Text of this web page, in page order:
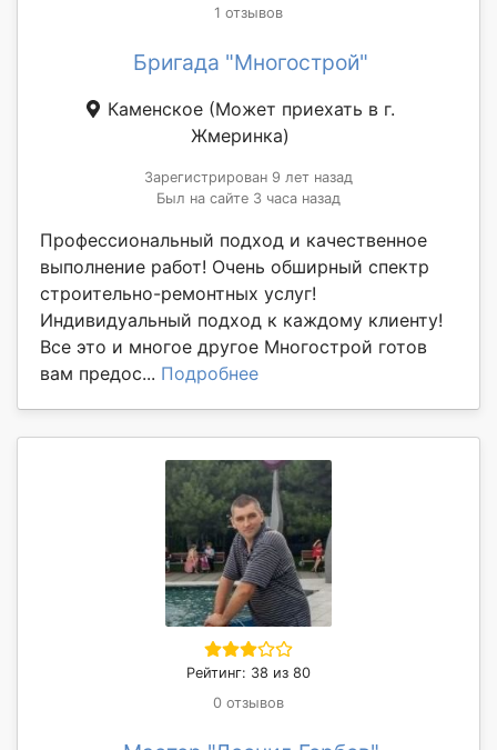
1 отзывов
Бригада "Многострой"
Каменское (Может приехать в г.
Жмеринка)
Зарегистрирован 9 лет назад
Был на сайте 3 часа назад
Профессиональный подход и качественное
выполнение работ! Очень обширный спектр
строительно-ремонтных услуг!
Индивидуальный подход к каждому клиенту!
Все это и многое другое Многострой готов
вам предос... Подробнее
Рейтинг: 38 из 80
0 отзывов